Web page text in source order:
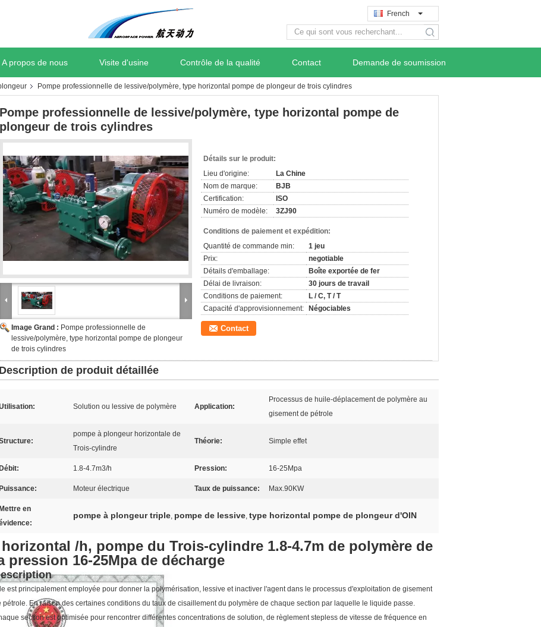
French
search
A propos de nous Visite d'usine Contrôle de la qualité Contact Demande de soumission
Pompe professionnelle de lessive/polymère, type horizontal pompe de plongeur de trois cylindres
Pompe professionnelle de lessive/polymère, type horizontal pompe de
plongeur de trois cylindres
Image Grand : Pompe professionnelle de
lessive/polymère, type horizontal pompe de plongeur
de trois cylindres
Détails sur le produit:
Lieu d'origine:
La Chine
Nom de marque:
BJB
Certification:
ISO
Numéro de modèle:
3ZJ90
Conditions de paiement et expédition:
Quantité de commande min:
1 jeu
Prix:
negotiable
Détails d'emballage:
Boîte exportée de fer
Délai de livraison:
30 jours de travail
Conditions de paiement:
L / C, T / T
Capacité d'approvisionnement:
Négociables
Contact
Description de produit détaillée
Solution ou lessive de polymère Application:
Processus de huile-déplacement de polymère au
gisement de pétrole
pompe à plongeur horizontale de
Trois-cylindre
Théorie: Simple effet
Débit: 1.8-4.7m3/h Pression: 16-25Mpa
Puissance: Moteur électrique Taux de puissance: Max.90KW
Mettre en
pompe à plongeur triple, pompe de lessive, type horizontal pompe de plongeur d'OIN
horizontal /h, pompe du Trois-cylindre 1.8-4.7m de polymère de
pression 16-25Mpa de décharge
est principalement employée pour donner la polymérisation, lessive et inactiver l'agentdans le processus d'exploitation de gisement
pétrole. En raison des certaines conditions du taux de cisaillement du polymère de chaque section par laquelle le liquide passe.
section est optimisée pour rencontrer différentes concentrations de solution, de règlement stepless de vitesse de fréquence en